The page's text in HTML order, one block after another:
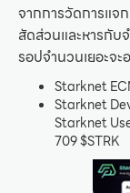
จากการวัดการแ
สัดส่วนและหารกับ
รอปจำนวนเยอะจะ
Starknet
Starknet
Starknet
709 $STRK